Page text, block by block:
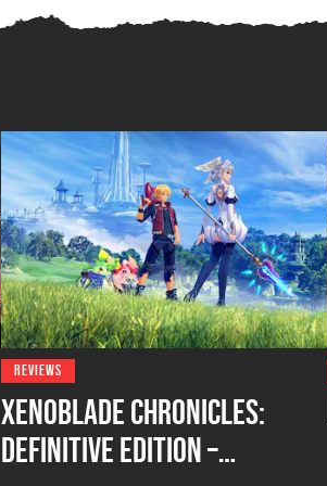
REVIEWS
Xenoblade Chronicles:
Definitive Edition –